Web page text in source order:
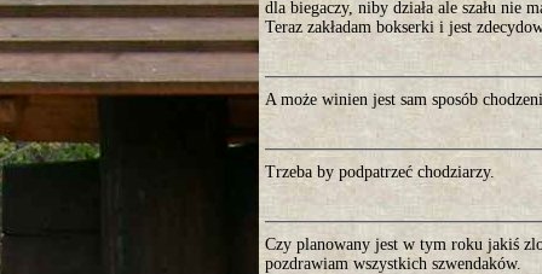
dla biegaczy, niby działa ale szału nie
Teraz zakładam bokserki i jest
A może winien jest sam sposób
Trzeba by podpatrzeć chodziarzy.
Czy planowany jest w tym roku jakiś
pozdrawiam wszystkich szwendaków.